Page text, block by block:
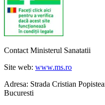
Contact Ministerul Sanatatii
Site web: www.ms.ro
Adresa: Strada Cristian
Bucuresti